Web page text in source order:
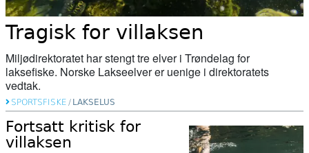
Tragisk for villaksen
Miljødirektoratet har stengt tre elver i Trøndelag for
laksefiske. Norske Lakseelver er uenige i direktoratets
vedtak.
SPORTSFISKE / LAKSELUS
Fortsatt kritisk for
villaksen